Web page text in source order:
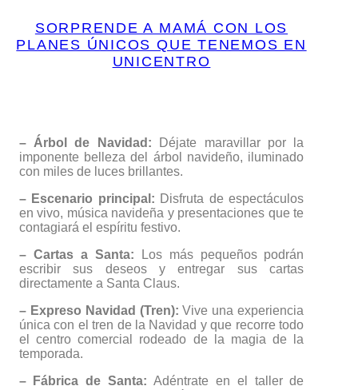
SORPRENDE A MAMÁ CON LOS
PLANES ÚNICOS QUE TENEMOS EN
UNICENTRO
– Árbol de Navidad: Déjate maravillar por la
imponente belleza del árbol navideño, iluminado
con miles de luces brillantes.
– Escenario principal: Disfruta de espectáculos
en vivo, música navideña y presentaciones que te
contagiará el espíritu festivo.
– Cartas a Santa: Los más pequeños podrán
escribir sus deseos y entregar sus cartas
directamente a Santa Claus.
– Expreso Navidad (Tren): Vive una experiencia
única con el tren de la Navidad y que recorre todo
el centro comercial rodeado de la magia de la
temporada.
– Fábrica de Santa: Adéntrate en el taller de